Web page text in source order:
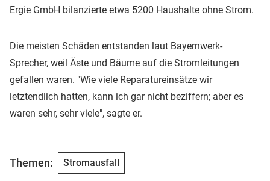
Ergie GmbH bilanzierte etwa 5200 Haushalte ohne Strom.
Die meisten Schäden entstanden laut Bayernwerk-
Sprecher, weil Äste und Bäume auf die Stromleitungen
gefallen waren. "Wie viele Reparatureinsätze wir
letztendlich hatten, kann ich gar nicht beziffern; aber es
waren sehr, sehr viele", sagte er.
Themen: Stromausfall